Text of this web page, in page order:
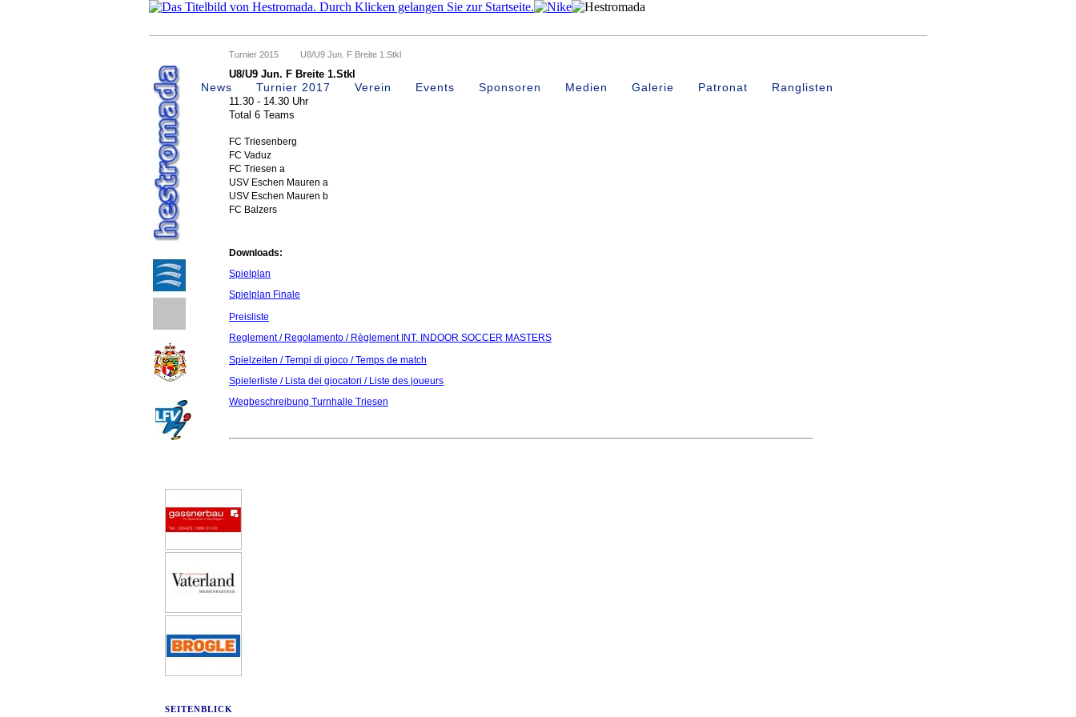
News Turnier 2017 Verein Events Sponsoren Medien Galerie Patronat Ranglisten
Turnier 2015 U8/U9 Jun. F Breite 1.Stkl
U8/U9 Jun. F Breite 1.Stkl
Samstag, 21.11.2015
11.30 - 14.30 Uhr
Total 6 Teams
FC Triesenberg
FC Vaduz
FC Triesen a
USV Eschen Mauren a
USV Eschen Mauren b
FC Balzers
Downloads:
Spielplan
Spielplan Finale
Preisliste
Reglement / Regolamento / Règlement INT. INDOOR SOCCER MASTERS
Spielzeiten / Tempi di gioco / Temps de match
Spielerliste / Lista dei giocatori / Liste des joueurs
Wegbeschreibung Turnhalle Triesen
SEITENBLICK